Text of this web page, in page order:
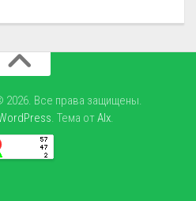
2026. Все права защищены.
. Тема отAlx.